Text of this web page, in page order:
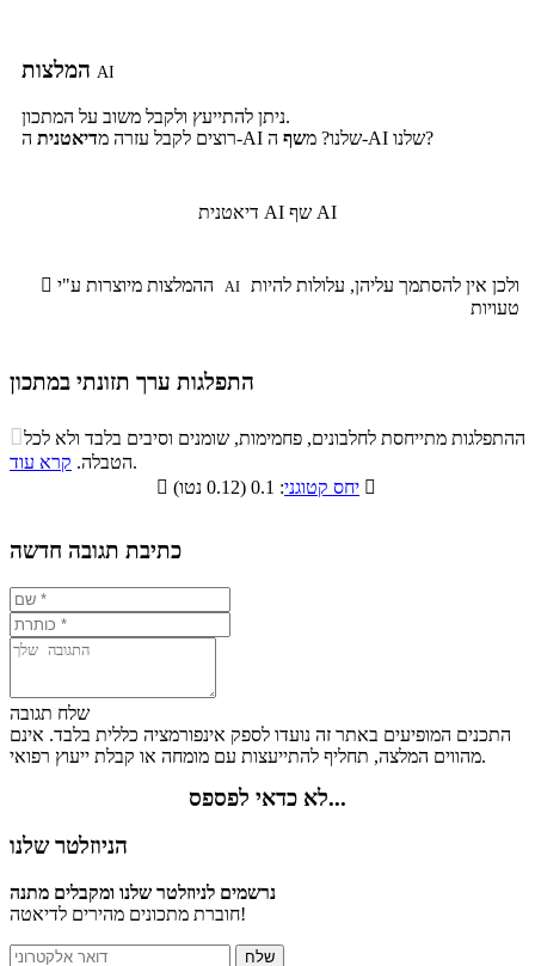
AI
ניתן להתייעץ ולקבל משוב על המתכון.
רוצים לקבל עזרה מדיאטנית ה-AI שלנו? משף ה-AI שלנו?
דיאטנית AI שף AI
 AI
טעויות
התפלגות ערך תזונתי במתכון
התפלגות ערך תזונתי במתכון
סיבים
תזונתיים
שומנים חלבונים
10.4% 70.9%
ההתפלגות מתייחסת לחלבונים, פחמימות, שומנים וסיבים בלבד ולא לכל
הטבלה. קרא עוד
.

יחס קטוגני 
כתיבת תגובה חדשה
שלח תגובה
התכנים המופיעים באתר זה נועדו לספק אינפורמציה כללית בלבד. אינם
מהווים המלצה, תחליף להתייעצות עם מומחה או קבלת ייעוץ רפואי.
לא כדאי לפספס...
הניוזלטר שלנו
נרשמים לניוזלטר שלנו ומקבלים מתנה
חוברת מתכונים מהירים לדיאטה!